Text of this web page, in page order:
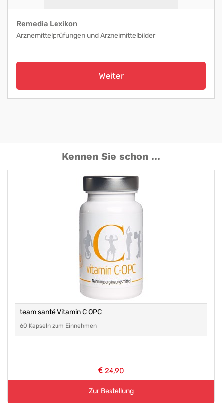
Remedia Lexikon
Arznemittelprüfungen und Arzneimittelbilder
Weiter
Kennen Sie schon ...
team santé Vitamin C OPC
60 Kapseln zum Einnehmen
24,90
Zur Bestellung